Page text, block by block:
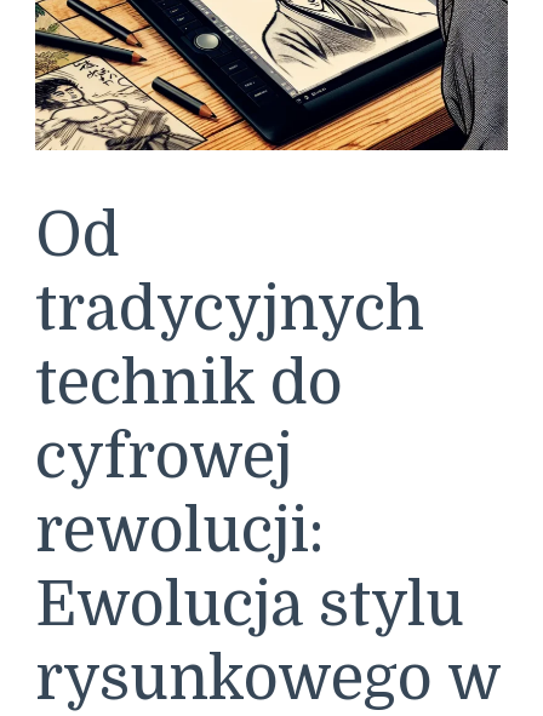
Od
tradycyjnych
technik do
cyfrowej
rewolucji:
Ewolucja stylu
rysunkowego w